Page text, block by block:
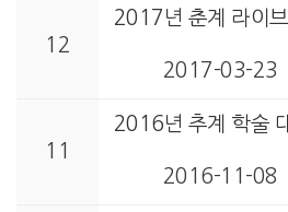
12
2017년 춘계 라이
2017-03-23
11
2016년 추계 학술
2016-11-08